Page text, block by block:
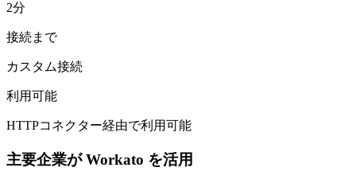
2分
接続まで
カスタム接続
利用可能
HTTPコネクター経由で利用可能
主要企業が Workato を活用